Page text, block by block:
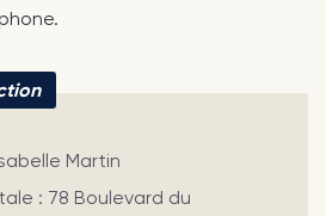
Martin
: 78 Boulevard du